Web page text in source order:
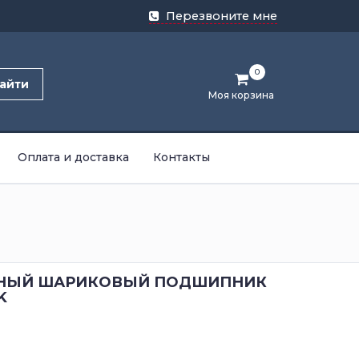
Перезвоните мне
Моя корзина
0
Оплата и доставка Контакты
ШАРИКОВЫЙ ПОДШИПНИК